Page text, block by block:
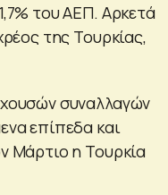
του ΑΕΠ. Αρκετά
της Τουρκίας,
συναλλαγών
επίπεδα και
Μάρτιο η Τουρκία